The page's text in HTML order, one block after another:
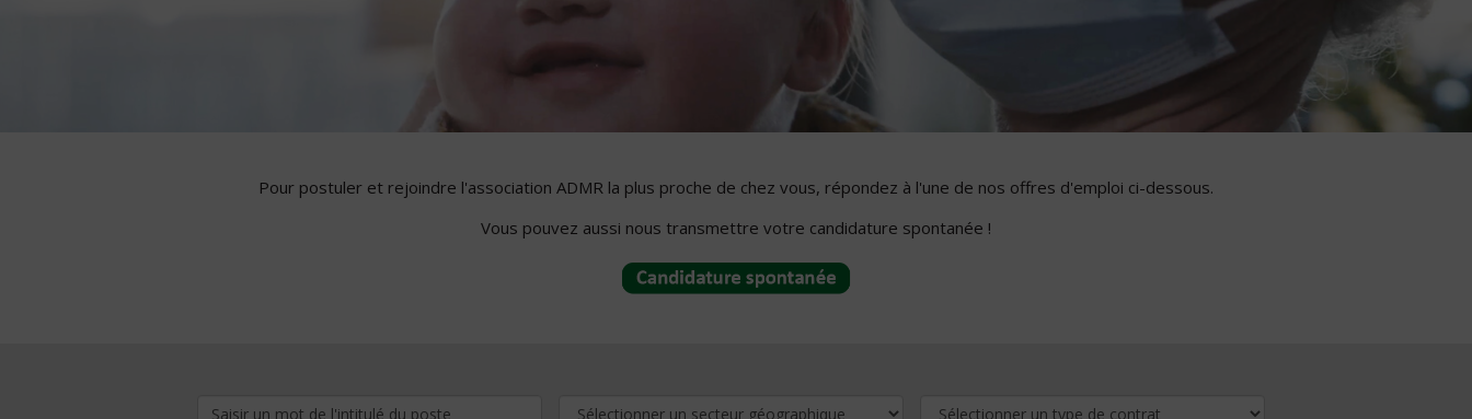
Pour postuler et rejoindre l'association ADMR la plus proche de chez vous, répondez à l'une de nos offres d'emploi ci-dessous.
Vous pouvez aussi nous transmettre votre candidature spontanée !